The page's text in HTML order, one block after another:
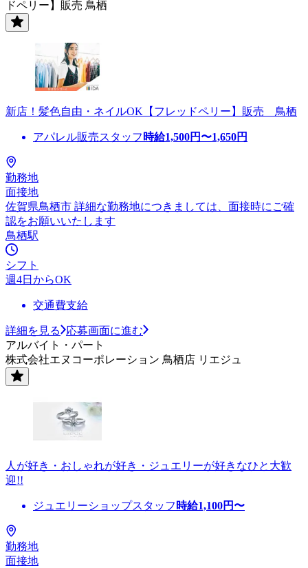
ドペリー】販売 鳥栖
新店！髪色自由・ネイルOK【フレッドペリー】販売 鳥栖
アパレル販売スタッフ 時給1,500円〜1,650円
勤務地
面接地
佐賀県鳥栖市 詳細な勤務地につきましては、面接時にご確
認をお願いいたします
鳥栖駅
シフト
週4日からOK
交通費支給
詳細を見る
応募画面に進む
アルバイト・パート
株式会社エヌコーポレーション 鳥栖店 リエジュ
人が好き・おしゃれが好き・ジュエリーが好きなひと大歓
迎!!
ジュエリーショップスタッフ 時給1,100円〜
勤務地
面接地